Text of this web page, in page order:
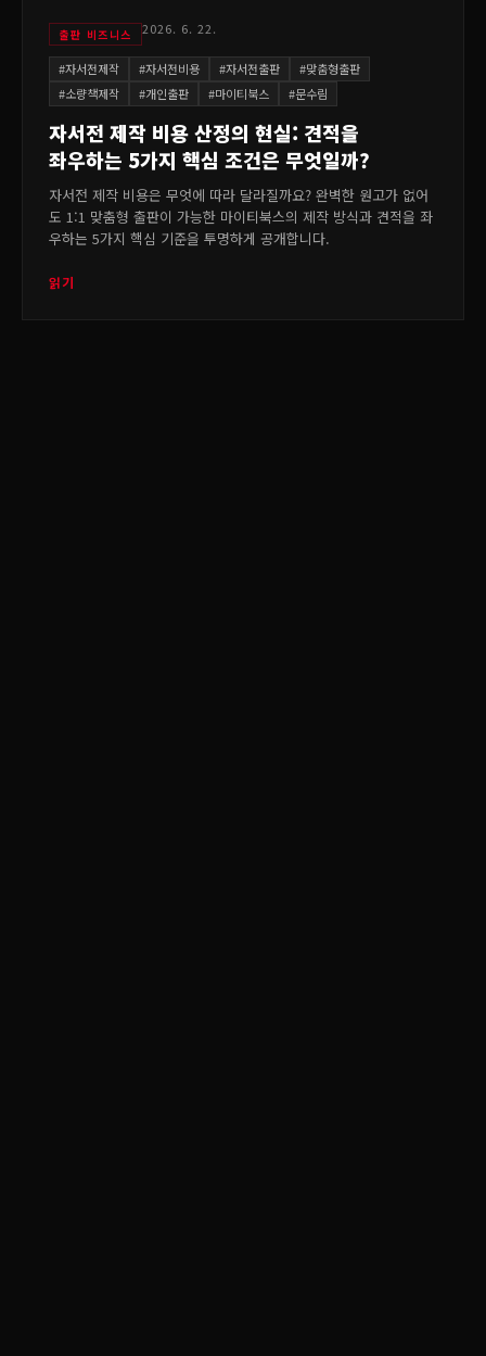
출판 비즈니스 2026. 6. 22.
#자서전제작 #자서전비용 #자서전출판 #맞춤형출판
#소량책제작 #개인출판 #마이티북스 #문수림
자서전 제작 비용 산정의 현실: 견적을
좌우하는 5가지 핵심 조건은 무엇일까?
자서전 제작 비용은 무엇에 따라 달라질까요? 완벽한 원고가 없어
도 1:1 맞춤형 출판이 가능한 마이티북스의 제작 방식과 견적을 좌
우하는 5가지 핵심 기준을 투명하게 공개합니다.
읽기